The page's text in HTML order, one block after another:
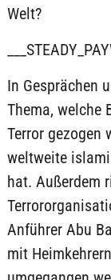
Welt?
In Gesprächen
Thema, welche
Terror gezogen
weltweite
hat. Außerdem
Anführer Abu
mit